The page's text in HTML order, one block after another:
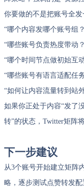
你要做的不是把账号全发
“哪个内容发哪个账号组
“哪些账号负责热度带动
“哪个时间节点做初始互
“哪些账号有语言适配任
“如何让内容流量转到站
如果你正处于内容“发了
转”的状态，Twitter矩阵
下一步建议
从3个账号开始建立矩阵
略，逐步测试点赞转发